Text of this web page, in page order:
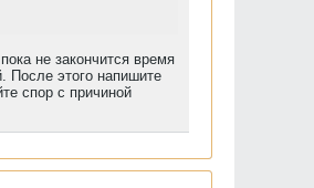
не закончится время
После этого напишите
спор с причиной